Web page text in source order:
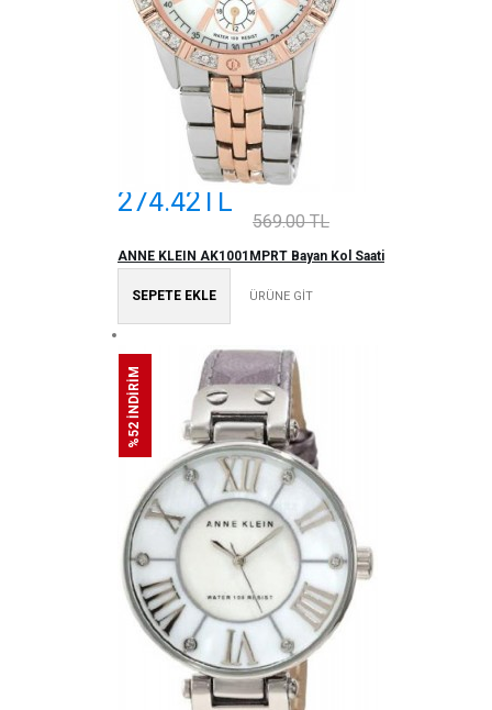
274.42TL
569.00 TL
ANNE KLEIN AK1001MPRT Bayan Kol Saati
SEPETE EKLE ÜRÜNE GİT
%52 İNDİRİM